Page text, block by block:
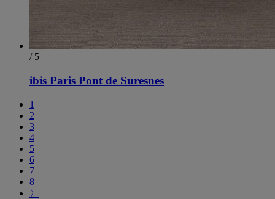
/ 5
ibis Paris Pont de Suresnes
1
2
3
4
5
6
7
8
〉